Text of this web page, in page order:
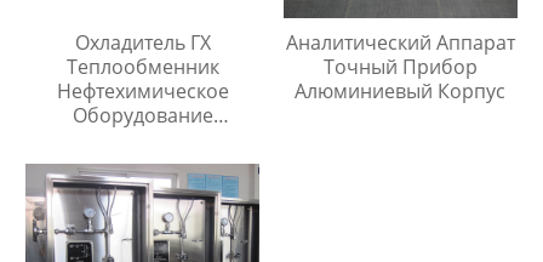
Охладитель ГХ
Теплообменник
Нефтехимическое
Оборудование
Аналитический Аппарат
Точный Прибор
Алюминиевый Корпус